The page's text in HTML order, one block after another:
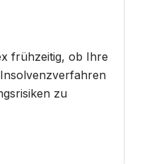
frühzeitig, ob Ihre
zu